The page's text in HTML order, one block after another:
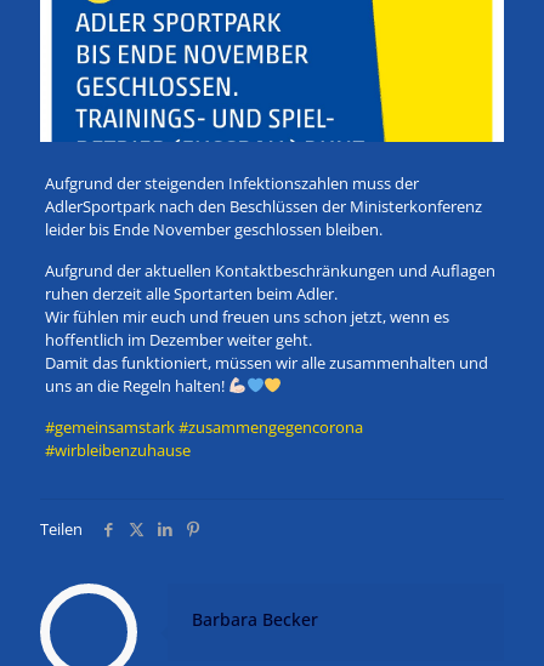
Aufgrund der steigenden Infektionszahlen muss der
AdlerSportpark nach den Beschlüssen der Ministerkonferenz
leider bis Ende November geschlossen bleiben.
Aufgrund der aktuellen Kontaktbeschränkungen und Auflagen
ruhen derzeit alle Sportarten beim Adler.
Wir fühlen mir euch und freuen uns schon jetzt, wenn es
hoffentlich im Dezember weiter geht.
Damit das funktioniert, müssen wir alle zusammenhalten und
uns an die Regeln halten!
#gemeinsamstark#zusammengegencorona
#wirbleibenzuhause
Teilen
Barbara Becker